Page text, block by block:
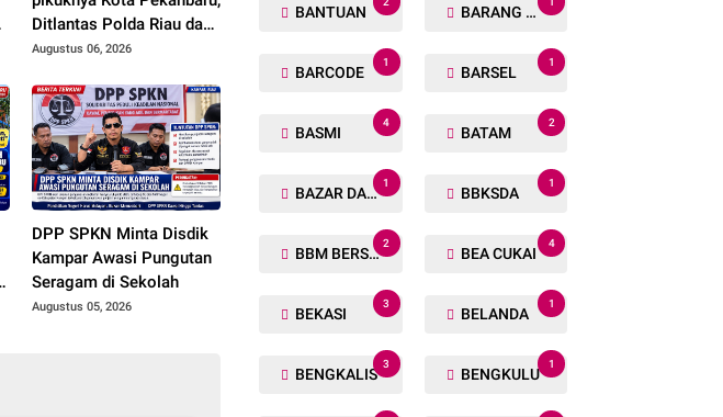
Ditlantas Polda Riau dan
Polantas KARIB Kobarkan
Nasionalisme dan Green
Policing Jelang HUT RI
Ke-81 Tahun
Augustus 06, 2026
DPP SPKN Minta Disdik
Kampar Awasi Pungutan
Seragam di Sekolah
Augustus 05, 2026
BANTUAN BARANG TUAKA
BARCODE
1
BARSEL
1
BASMI
4
BATAM
2
BAZAR DAN BAKSOS RAMADHAN
1
BBKSDA
1
BBM BERSUBSIDI
2
BEA CUKAI
4
BEKASI
3
BELANDA
1
BENGKALIS
3
BENGKULU
1